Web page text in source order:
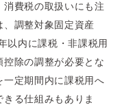
費税の取扱いにも注
、調整対象固定資産
以内に課税・非課税用
除の調整が必要とな
一定期間内に課税用へ
る仕組みもありま